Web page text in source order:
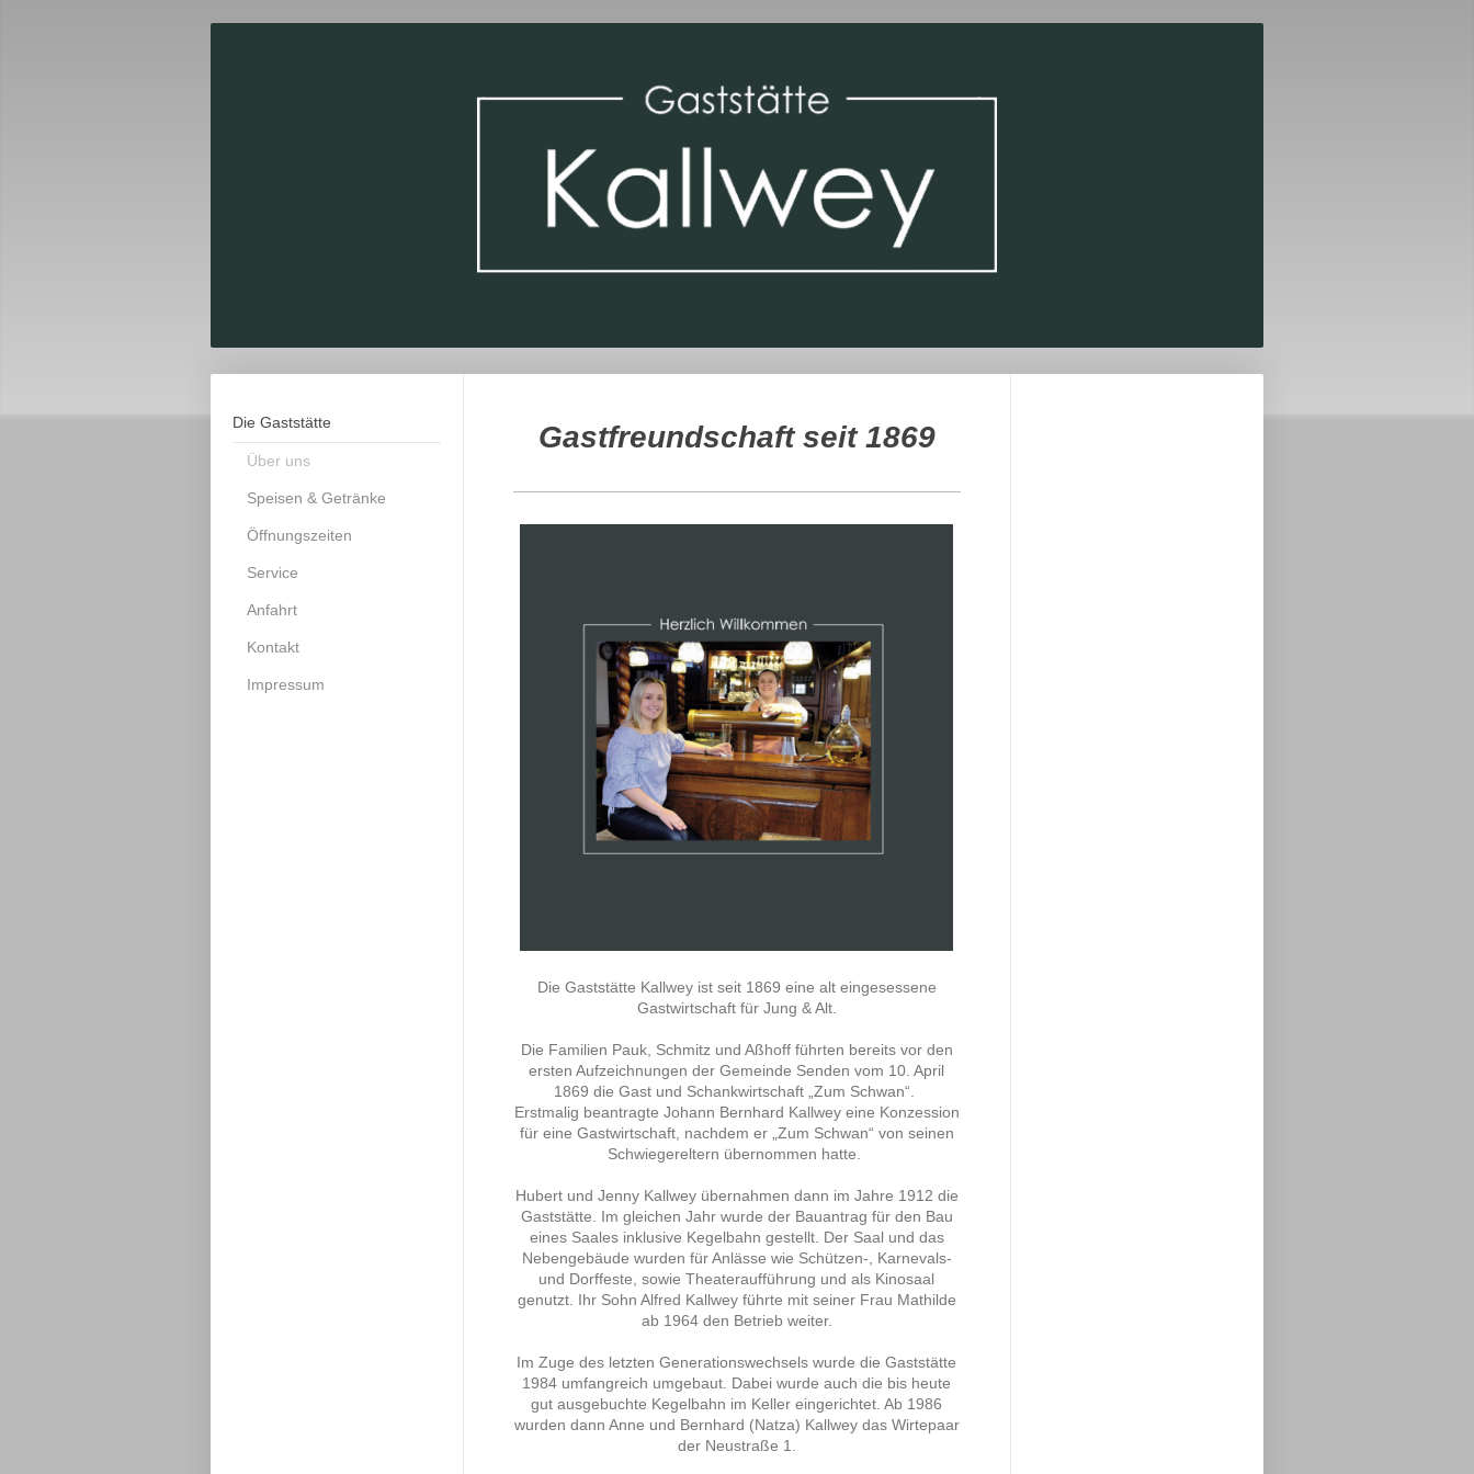
Die Gaststätte
Über uns
Speisen & Getränke
Öffnungszeiten
Service
Anfahrt
Kontakt
Impressum
Gastfreundschaft seit 1869
Die Gaststätte Kallwey ist seit 1869 eine alt eingesessene
Gastwirtschaft für Jung & Alt.
Die Familien Pauk, Schmitz und Aßhoff führten bereits vor den
ersten Aufzeichnungen der Gemeinde Senden vom 10. April
1869 die Gast und Schankwirtschaft „Zum Schwan“.
Erstmalig beantragte Johann Bernhard Kallwey eine Konzession
für eine Gastwirtschaft, nachdem er „Zum Schwan“ von seinen
Schwiegereltern übernommen hatte.
Hubert und Jenny Kallwey übernahmen dann im Jahre 1912 die
Gaststätte. Im gleichen Jahr wurde der Bauantrag für den Bau
eines Saales inklusive Kegelbahn gestellt. Der Saal und das
Nebengebäude wurden für Anlässe wie Schützen-, Karnevals-
und Dorffeste, sowie Theateraufführung und als Kinosaal
genutzt. Ihr Sohn Alfred Kallwey führte mit seiner Frau Mathilde
ab 1964 den Betrieb weiter.
Im Zuge des letzten Generationswechsels wurde die Gaststätte
1984 umfangreich umgebaut. Dabei wurde auch die bis heute
gut ausgebuchte Kegelbahn im Keller eingerichtet. Ab 1986
wurden dann Anne und Bernhard (Natza) Kallwey das Wirtepaar
der Neustraße 1.